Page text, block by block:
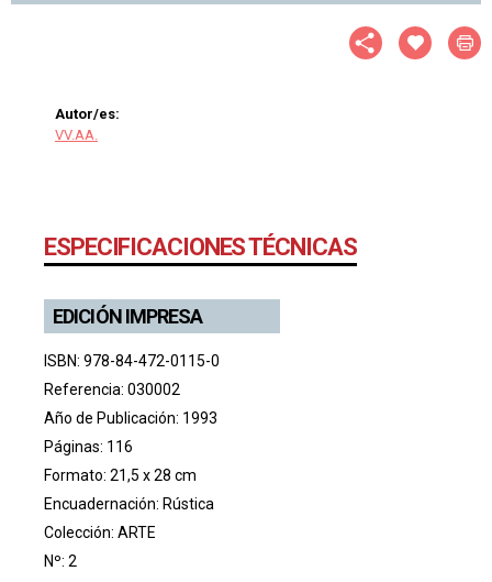
Autor/es:
VV.AA.
ESPECIFICACIONES TÉCNICAS
EDICIÓN IMPRESA
ISBN: 978-84-472-0115-0
Referencia: 030002
Año de Publicación: 1993
Páginas: 116
Formato: 21,5 x 28 cm
Encuadernación: Rústica
Colección: ARTE
Nº: 2